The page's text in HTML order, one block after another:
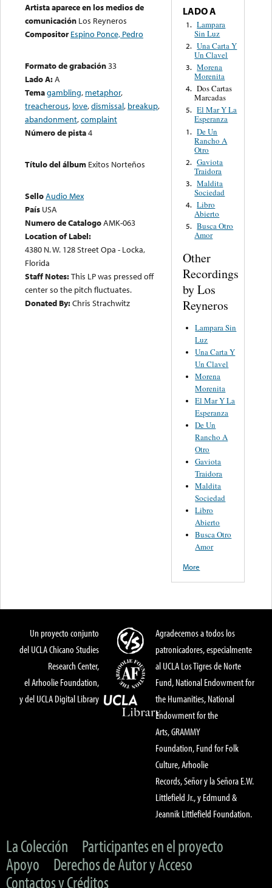
Artista aparece en los medios de
comunicación Los Reyneros
Compositor Espino Ponce, Pedro
Formato de grabación33
Lado A:A
Temagambling, metaphor,
treacherous, love,dismissal, breakup,
abandonment,complaint
Número de pista4
Título del álbum Exitos Norteños
SelloAudio Mex
País USA
Numero de CatalogoAMK-063
Location of Label:
4380 N. W. 128 Street Opa - Locka,
Florida
Staff Notes:This LP was pressed off
center so the pitch fluctuates.
Donated By:Chris Strachwitz
LADO A
1. Lampara
Sin Luz
2. Una Carta Y
Un Clavel
3. Morena
Morenita
4. Dos Cartas
Marcadas
5. El Mar Y La
Esperanza
1. De Un
Rancho A
Otro
2. Gaviota
Traidora
3. Maldita
Sociedad
4. Libro
Abierto
5. Busca Otro
Amor
Other
Recordings
by Los
Reyneros
Lampara Sin
Luz
Una Carta Y
Un Clavel
Morena
Morenita
El Mar Y La
Esperanza
De Un
Rancho A
Otro
Gaviota
Traidora
Maldita
Sociedad
Libro
Abierto
Busca Otro
Amor
More
Un proyecto conjunto
del UCLA Chicano Studies
Research Center,
el Arhoolie Foundation,
y del UCLA Digital Library
Agradecemos a todos los
patronicadores, especialmente
al UCLA Los Tigres de Norte
Fund, National Endowment for
the Humanities, National
Endowment for the
Arts, GRAMMY
Foundation, Fund for Folk
Culture, Arhoolie
Records, Señor y la Señora E.W.
Littlefield Jr., y Edmund &
Jeannik Littlefield Foundation.
La Colección
Participantes en el proyecto
Apoyo
Derechos de Autor y Acceso
Contactos y Créditos